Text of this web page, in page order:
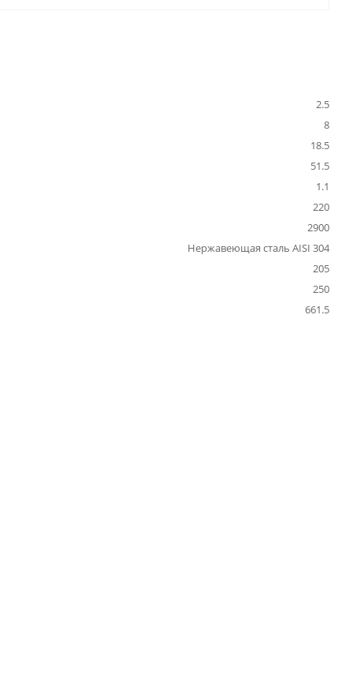
2.5
8
18.5
51.5
1.1
220
2900
Нержавеющая сталь AISI 304
205
250
661.5